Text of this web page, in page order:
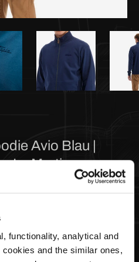
functionality, analytical and
and the similar ones,
Avio Blau |
La Martina